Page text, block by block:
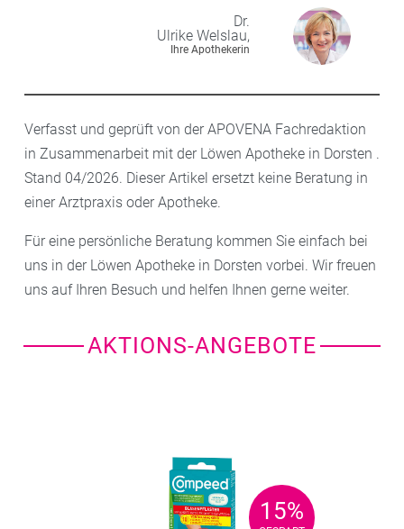
Dr.
Ulrike Welslau,
Ihre Apothekerin
Verfasst und geprüft von der APOVENA Fachredaktion
in Zusammenarbeit mit der Löwen Apotheke in Dorsten .
Stand 04/2026. Dieser Artikel ersetzt keine Beratung in
einer Arztpraxis oder Apotheke.
Für eine persönliche Beratung kommen Sie einfach bei
uns in der Löwen Apotheke in Dorsten vorbei. Wir freuen
uns auf Ihren Besuch und helfen Ihnen gerne weiter.
AKTIONS-ANGEBOTE
15%
15%
GESPART